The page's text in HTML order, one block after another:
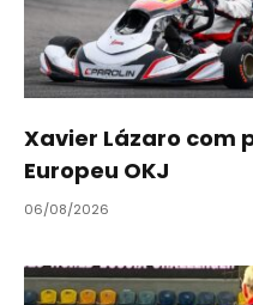
Xavier Lázaro com
Europeu OKJ
06/08/2026